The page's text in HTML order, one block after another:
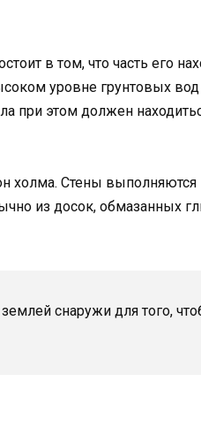
в том, что часть его
уровне грунтовых
при этом должен
холма. Стены выполняются
из досок, обмазанных
снаружи для того,